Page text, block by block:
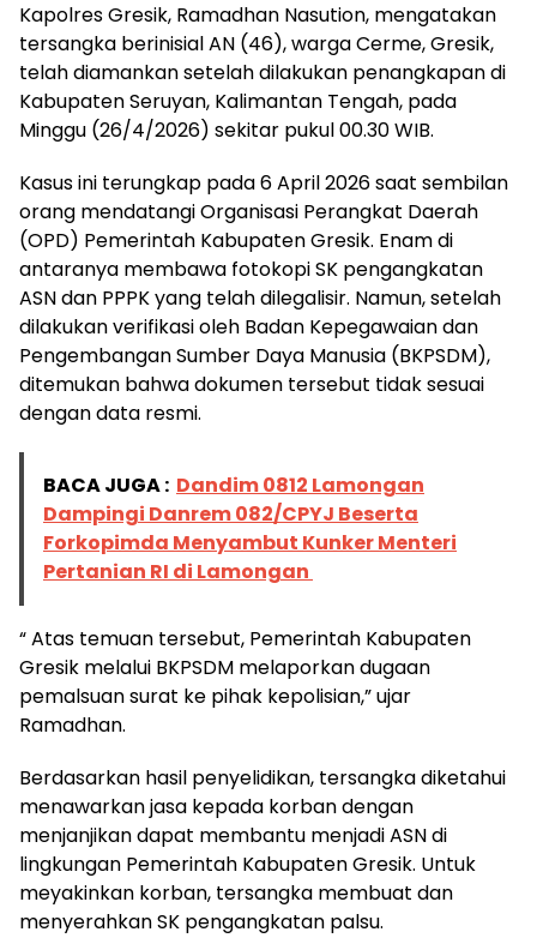
Kapolres Gresik, Ramadhan Nasution, mengatakan
tersangka berinisial AN (46), warga Cerme, Gresik,
telah diamankan setelah dilakukan penangkapan di
Kabupaten Seruyan, Kalimantan Tengah, pada
Minggu (26/4/2026) sekitar pukul 00.30 WIB.
Kasus ini terungkap pada 6 April 2026 saat sembilan
orang mendatangi Organisasi Perangkat Daerah
(OPD) Pemerintah Kabupaten Gresik. Enam di
antaranya membawa fotokopi SK pengangkatan
ASN dan PPPK yang telah dilegalisir. Namun, setelah
dilakukan verifikasi oleh Badan Kepegawaian dan
Pengembangan Sumber Daya Manusia (BKPSDM),
ditemukan bahwa dokumen tersebut tidak sesuai
dengan data resmi.
BACA JUGA : Dandim 0812 Lamongan
Dampingi Danrem 082/CPYJ Beserta
Forkopimda Menyambut Kunker Menteri
Pertanian RI di Lamongan
“ Atas temuan tersebut, Pemerintah Kabupaten
Gresik melalui BKPSDM melaporkan dugaan
pemalsuan surat ke pihak kepolisian,” ujar
Ramadhan.
Berdasarkan hasil penyelidikan, tersangka diketahui
menawarkan jasa kepada korban dengan
menjanjikan dapat membantu menjadi ASN di
lingkungan Pemerintah Kabupaten Gresik. Untuk
meyakinkan korban, tersangka membuat dan
menyerahkan SK pengangkatan palsu.